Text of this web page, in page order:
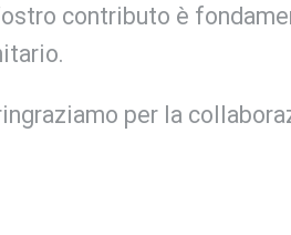
contributo è
per la